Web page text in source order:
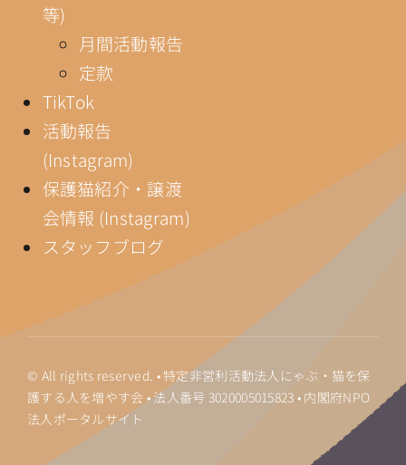
等)
月間活動報告
定款
TikTok
活動報告
(Instagram)
保護猫紹介・譲渡
会情報 (Instagram)
スタッフブログ
© All rights reserved. • 特定非営利活動法人にゃぶ・猫を保
護する人を増やす会 • 法人番号 3020005015823 • 内閣府NPO
法人ポータルサイト